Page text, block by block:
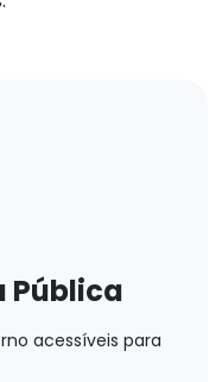
Pública
acessíveis para